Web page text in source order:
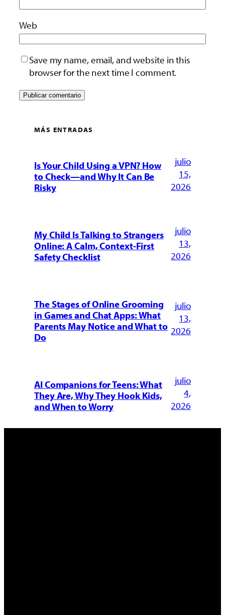
Web
Save my name, email, and website in this
browser for the next time I comment.
MÁS ENTRADAS
Is Your Child Using a VPN? How
to Check—and Why It Can Be
Risky
julio
15,
2026
My Child Is Talking to Strangers
Online: A Calm, Context-First
Safety Checklist
julio
13,
2026
The Stages of Online Grooming
in Games and Chat Apps: What
Parents May Notice and What to
Do
julio
13,
2026
AI Companions for Teens: What
They Are, Why They Hook Kids,
and When to Worry
julio
4,
2026